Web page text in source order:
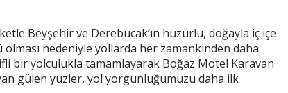
Beyşehir ve Derebucak’ın huzurlu, doğayla iç içe
nedeniyle yollarda her zamankinden daha
bir yolculukla tamamlayarak Boğaz Motel Karavan
gülen yüzler, yol yorgunluğumuzu daha ilk